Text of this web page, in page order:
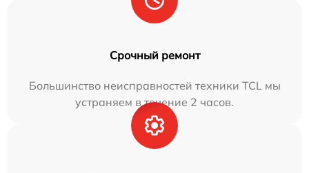
Срочный ремонт
Большинство неисправностей техники TCL мы
устраняем в течение 2 часов.